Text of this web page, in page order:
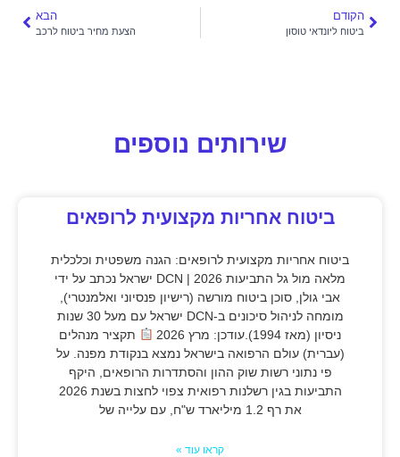
הקודם
ביטוח ליונדאי טוסון
הבא
הצעת מחיר ביטוח לרכב
שירותים נוספים
ביטוח אחריות מקצועית לרופאים
ביטוח אחריות מקצועית לרופאים: הגנה משפטית וכלכלית
מלאה מול גל התביעות 2026 | DCN ישראל נכתב על ידי
אבי גולן, סוכן ביטוח מורשה (רישיון פנסיוני ואלמנטרי),
מומחה לניהול סיכונים ב-DCN ישראל עם מעל 30 שנות
ניסיון (מאז 1994).עודכן: מרץ 2026
תקציר מנהלים
(עברית) עולם הרפואה בישראל נמצא בנקודת מפנה. על
פי נתוני רשות שוק ההון והסתדרות הרופאים, היקף
התביעות בגין רשלנות רפואית צפוי לחצות בשנת 2026
את רף 1.2 מיליארד ש"ח, עם עלייה של
קראו עוד »